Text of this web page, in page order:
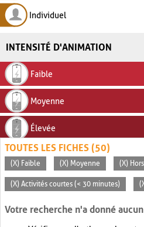
Individuel
INTENSITÉ D'ANIMATION
Faible
Moyenne
Élevée
TOUTES LES FICHES (50)
(X) Faible (X) Moyenne (X)
(X) Activités courtes (< 30 minutes)
Votre recherche n'a donné